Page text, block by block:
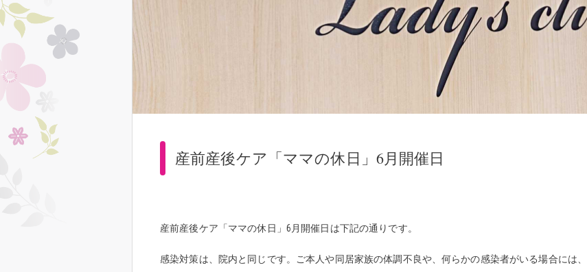
産前産後ケア「ママの休日」6月開催日
産前産後ケア「ママの休日」6月開催日は下記の通りです。
感染対策は、院内と同じです。ご本人や同居家族の体調不良や、何らかの感染者がいる場合には